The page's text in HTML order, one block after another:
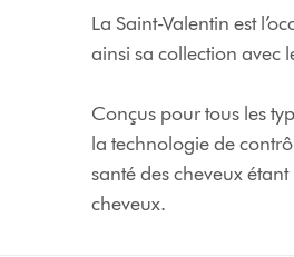
La Saint-Valentin est
ainsi sa collection avec
Conçus pour tous les
la technologie de
santé des cheveux
cheveux.